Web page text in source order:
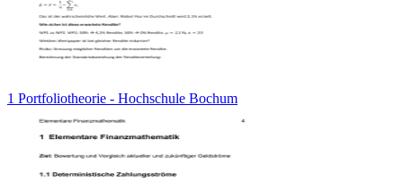
1 Portfoliotheorie - Hochschule Bochum